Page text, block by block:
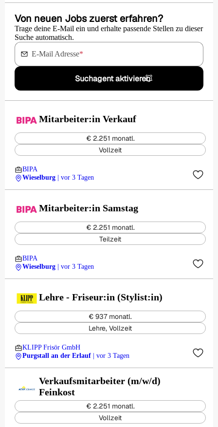
Von neuen Jobs zuerst erfahren?
Trage deine E-Mail ein und erhalte passende Stellen zu dieser
Suche automatisch.
E-Mail Adresse*
Suchagent aktivieren
Mitarbeiter:in Verkauf
€ 2.251 monatl.
Vollzeit
BIPA
Wieselburg
| vor 3 Tagen
Mitarbeiter:in Samstag
€ 2.251 monatl.
Teilzeit
BIPA
Wieselburg
| vor 3 Tagen
Lehre - Friseur:in (Stylist:in)
€ 937 monatl.
Lehre, Vollzeit
KLIPP Frisör GmbH
Purgstall an der Erlauf
| vor 3 Tagen
Verkaufsmitarbeiter (m/w/d)
Feinkost
€ 2.251 monatl.
Vollzeit